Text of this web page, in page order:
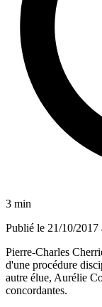
3 min
Publié le 21/10/2017
Pierre-Charles
d'une procédure
autre élue, Aurélie
concordantes.